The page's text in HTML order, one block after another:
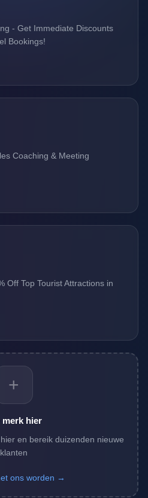
- Get Immediate Discounts
Bookings!
Coaching & Meeting
Off Top Tourist Attractions in
+
merk hier
en bereik duizenden nieuwe
klanten
ons worden →